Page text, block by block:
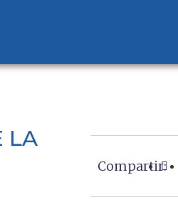
LA
Compartir: